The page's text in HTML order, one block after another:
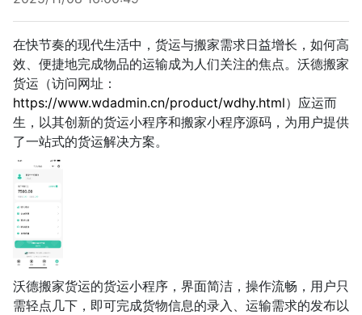
在快节奏的现代生活中，货运与搬家需求日益增长，如何高
效、便捷地完成物品的运输成为人们关注的焦点。沃德搬家
货运（访问网址：
https://www.wdadmin.cn/product/wdhy.html）应运而
生，以其创新的货运小程序和搬家小程序源码，为用户提供
了一站式的货运解决方案。
沃德搬家货运的货运小程序，界面简洁，操作流畅，用户只
需轻点几下，即可完成货物信息的录入、运输需求的发布以